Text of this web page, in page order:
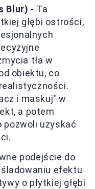
Blur) - Ta
głębi ostrości,
tła w
obiektu, co
i maskuj" w
a potem
pozwoli uzyskać
podejście do
efektu
o płytkiej głębi